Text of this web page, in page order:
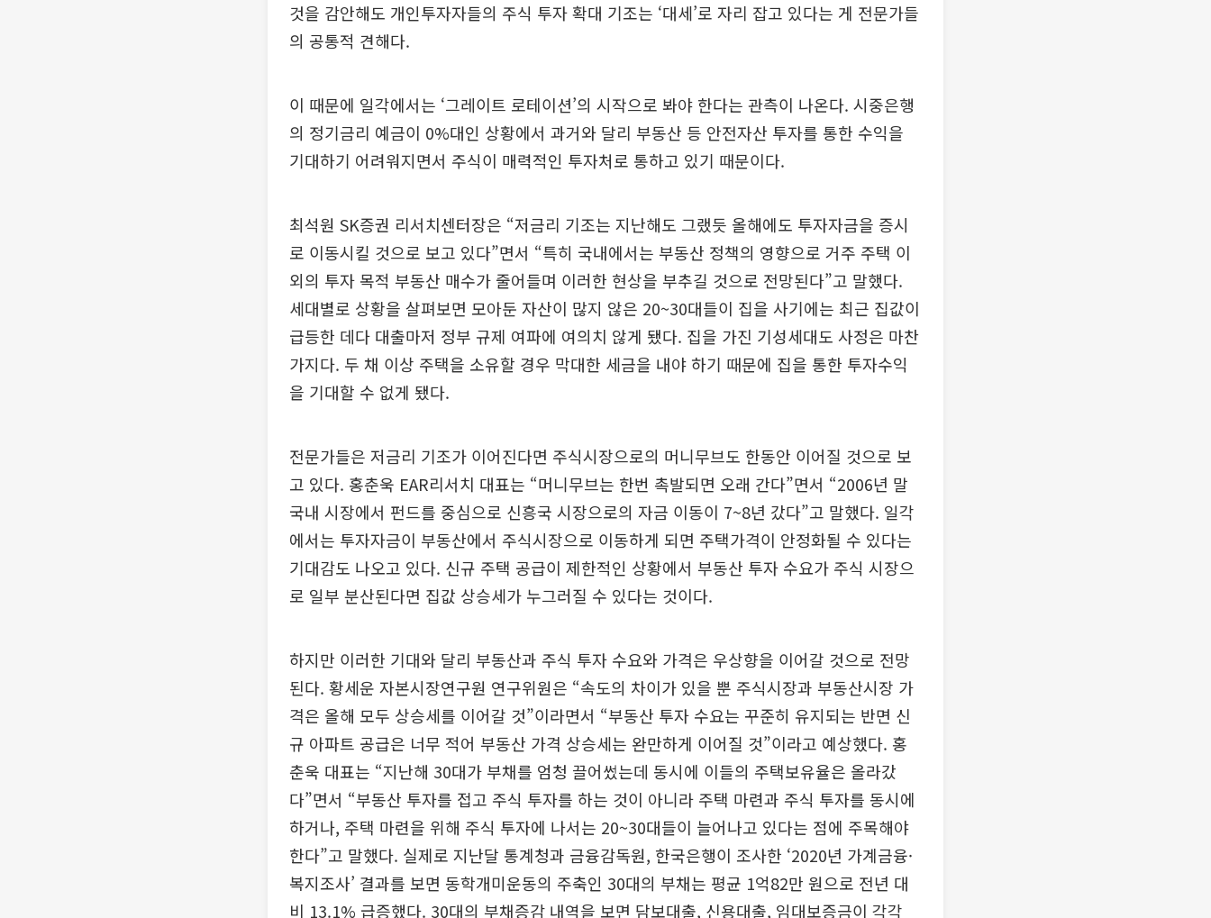
것을 감안해도 개인투자자들의 주식 투자 확대 기조는 ‘대세’로 자리 잡고 있다는 게 전문가들
의 공통적 견해다.
이 때문에 일각에서는 ‘그레이트 로테이션’의 시작으로 봐야 한다는 관측이 나온다. 시중은행
의 정기금리 예금이 0%대인 상황에서 과거와 달리 부동산 등 안전자산 투자를 통한 수익을
기대하기 어려워지면서 주식이 매력적인 투자처로 통하고 있기 때문이다.
최석원 SK증권 리서치센터장은 “저금리 기조는 지난해도 그랬듯 올해에도 투자자금을 증시
로 이동시킬 것으로 보고 있다”면서 “특히 국내에서는 부동산 정책의 영향으로 거주 주택 이
외의 투자 목적 부동산 매수가 줄어들며 이러한 현상을 부추길 것으로 전망된다”고 말했다.
세대별로 상황을 살펴보면 모아둔 자산이 많지 않은 20~30대들이 집을 사기에는 최근 집값이
급등한 데다 대출마저 정부 규제 여파에 여의치 않게 됐다. 집을 가진 기성세대도 사정은 마찬
가지다. 두 채 이상 주택을 소유할 경우 막대한 세금을 내야 하기 때문에 집을 통한 투자수익
을 기대할 수 없게 됐다.
전문가들은 저금리 기조가 이어진다면 주식시장으로의 머니무브도 한동안 이어질 것으로 보
고 있다. 홍춘욱 EAR리서치 대표는 “머니무브는 한번 촉발되면 오래 간다”면서 “2006년 말
국내 시장에서 펀드를 중심으로 신흥국 시장으로의 자금 이동이 7~8년 갔다”고 말했다. 일각
에서는 투자자금이 부동산에서 주식시장으로 이동하게 되면 주택가격이 안정화될 수 있다는
기대감도 나오고 있다. 신규 주택 공급이 제한적인 상황에서 부동산 투자 수요가 주식 시장으
로 일부 분산된다면 집값 상승세가 누그러질 수 있다는 것이다.
하지만 이러한 기대와 달리 부동산과 주식 투자 수요와 가격은 우상향을 이어갈 것으로 전망
된다. 황세운 자본시장연구원 연구위원은 “속도의 차이가 있을 뿐 주식시장과 부동산시장 가
격은 올해 모두 상승세를 이어갈 것”이라면서 “부동산 투자 수요는 꾸준히 유지되는 반면 신
규 아파트 공급은 너무 적어 부동산 가격 상승세는 완만하게 이어질 것”이라고 예상했다. 홍
춘욱 대표는 “지난해 30대가 부채를 엄청 끌어썼는데 동시에 이들의 주택보유율은 올라갔
다”면서 “부동산 투자를 접고 주식 투자를 하는 것이 아니라 주택 마련과 주식 투자를 동시에
하거나, 주택 마련을 위해 주식 투자에 나서는 20~30대들이 늘어나고 있다는 점에 주목해야
한다”고 말했다. 실제로 지난달 통계청과 금융감독원, 한국은행이 조사한 ‘2020년 가계금융·
복지조사’ 결과를 보면 동학개미운동의 주축인 30대의 부채는 평균 1억82만 원으로 전년 대
비 13.1% 급증했다. 30대의 부채증감 내역을 보면 담보대출, 신용대출, 임대보증금이 각각